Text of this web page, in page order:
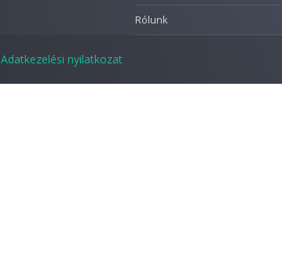
Rólunk
Adatkezelési nyilatkozat